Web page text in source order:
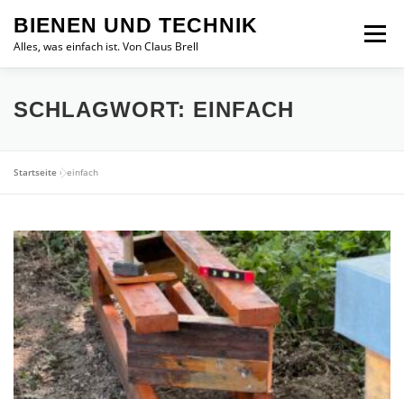
Inhalt
springen
BIENEN UND TECHNIK
Alles, was einfach ist. Von Claus Brell
Menü
SCHLAGWORT: EINFACH
Startseite »einfach